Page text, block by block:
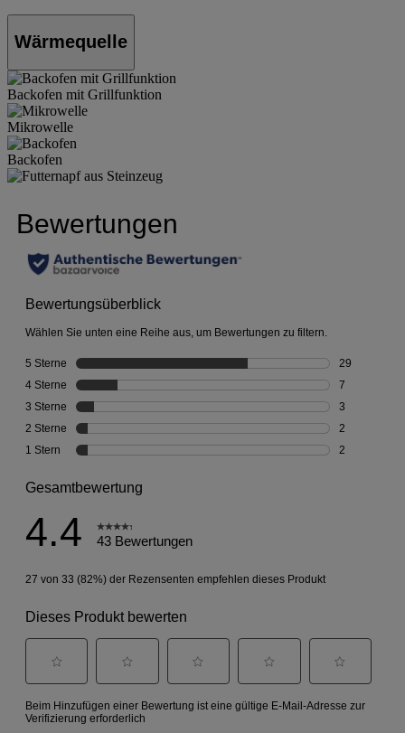
Wärmequelle
Backofen mit Grillfunktion
Mikrowelle
Backofen